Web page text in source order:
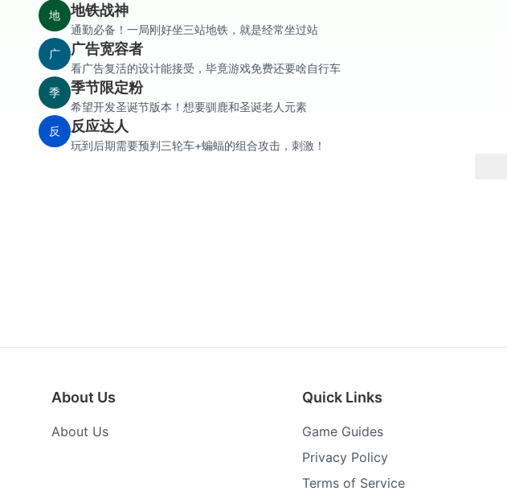
地
地铁战神
通勤必备！一局刚好坐三站地铁，就是经常坐过站
广
广告宽容者
看广告复活的设计能接受，毕竟游戏免费还要啥自行车
季
季节限定粉
希望开发圣诞节版本！想要驯鹿和圣诞老人元素
反
反应达人
玩到后期需要预判三轮车+蝙蝠的组合攻击，刺激！
About Us
About Us
Quick Links
Game Guides
Privacy Policy
Terms of Service